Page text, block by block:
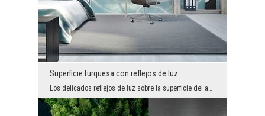
Superficie turquesa con reflejos de luz
Los delicados reflejos de luz sobre la superficie del agua crean un patrón único y relajante que ...